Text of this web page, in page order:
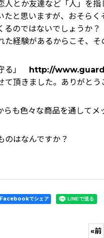
人とか友達など「人」を指
たと思いますが、おそら
るのではないでしょうか？
た経験があるからこそ、
る」 http://
て頂きました。ありがとう
も色々な商品を通してメ
のはなんですか？
Facebookでシェア
«前